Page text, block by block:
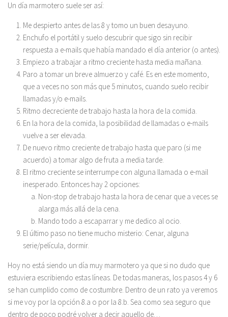
Un día marmotero suele ser así:
Me despierto antes de las 8 y tomo un buen desayuno.
Enchufo el portátil y suelo descubrir que sigo sin recibir
respuesta a e-mails que había mandado el día anterior (o antes).
Empiezo a trabajar a ritmo creciente hasta media mañana.
Paro a tomar un breve almuerzo y café. Es en este momento,
que a veces no son más que 5 minutos, cuando suelo recibir
llamadas y/o e-mails.
Ritmo decreciente de trabajo hasta la hora de la comida.
En la hora de la comida, la posibilidad de llamadas o e-mails
vuelve a ser elevada.
De nuevo ritmo creciente de trabajo hasta que paro (si me
acuerdo) a tomar algo de fruta a media tarde.
El ritmo creciente se interrumpe con alguna llamada o e-mail
inesperado. Entonces hay 2 opciones:
Non-stop de trabajo hasta la hora de cenar que a veces se
alarga más allá de la cena.
Mando todo a escaparrar y me dedico al ocio.
El último paso no tiene mucho misterio: Cenar, alguna
serie/película, dormir.
Hoy no está siendo un día muy marmotero ya que si no dudo que
estuviera escribiendo estas líneas. De todas maneras, los pasos 4 y 6
se han cumplido como de costumbre. Dentro de un rato ya veremos
si me voy por la opción 8.a o por la 8.b. Sea como sea seguro que
dentro de poco podré volver a decir aquello de…